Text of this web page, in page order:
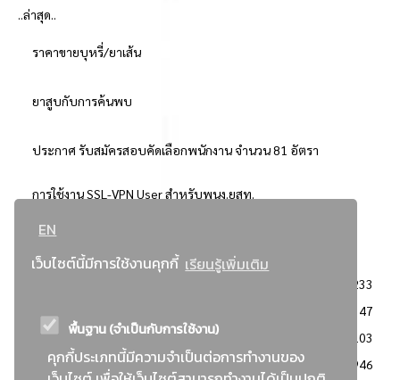
EN
เว็บไซต์นี้มีการใช้งานคุกกี้ เรียนรู้เพิ่มเติม
พื้นฐาน (จำเป็นกับการใช้งาน)
คุกกี้ประเภทนี้มีความจำเป็นต่อการทำงานของ
..ล่าสุด..
ราคาขายบุหรี่/ยาเส้น
ยาสูบกับการค้นพบ
ประกาศ รับสมัครสอบคัดเลือกพนักงาน จำนวน 81 อัตรา
การใช้งาน SSL-VPN User สำหรับพนง.ยสท.
..ยอดนิยม..
3233
2347
: วิธีเฉพาะเจาะจง
2103
ข่าวสาร/ประกาศ
1946